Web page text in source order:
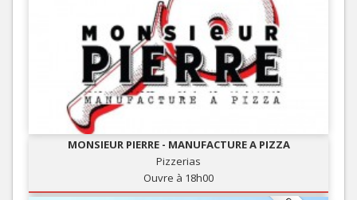
MONSIEUR PIERRE - MANUFACTURE A PIZZA
Pizzerias
Ouvre à 18h00